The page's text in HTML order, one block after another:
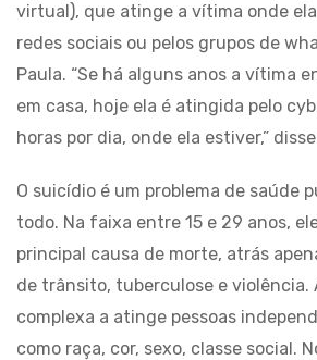
virtual), que atinge a vítima onde
redes sociais ou pelos grupos de
Paula. “Se há alguns anos a vítima
em casa, hoje ela é atingida pelo
horas por dia, onde ela estiver,”
O suicídio é um problema de saúde
todo. Na faixa entre 15 e 29 anos,
principal causa de morte, atrás
de trânsito, tuberculose e violência.
complexa a atinge pessoas
como raça, cor, sexo, classe social.